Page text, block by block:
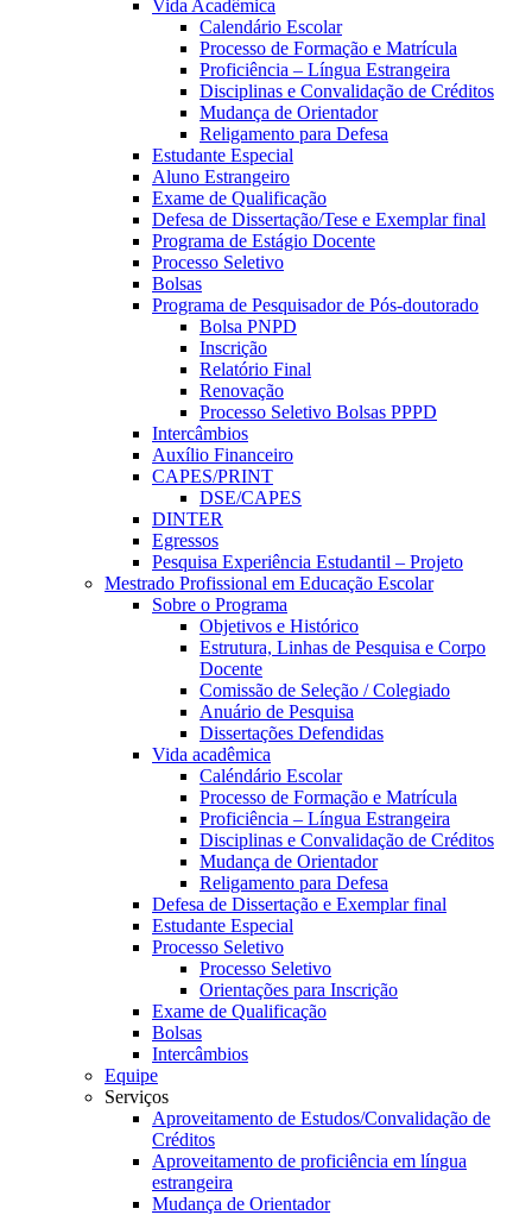
Vida Acadêmica
Calendário Escolar
Processo de Formação e Matrícula
Proficiência – Língua Estrangeira
Disciplinas e Convalidação de Créditos
Mudança de Orientador
Religamento para Defesa
Estudante Especial
Aluno Estrangeiro
Exame de Qualificação
Defesa de Dissertação/Tese e Exemplar final
Programa de Estágio Docente
Processo Seletivo
Bolsas
Programa de Pesquisador de Pós-doutorado
Bolsa PNPD
Inscrição
Relatório Final
Renovação
Processo Seletivo Bolsas PPPD
Intercâmbios
Auxílio Financeiro
CAPES/PRINT
DSE/CAPES
DINTER
Egressos
Pesquisa Experiência Estudantil – Projeto
Mestrado Profissional em Educação Escolar
Sobre o Programa
Objetivos e Histórico
Estrutura, Linhas de Pesquisa e Corpo
Docente
Comissão de Seleção / Colegiado
Anuário de Pesquisa
Dissertações Defendidas
Vida acadêmica
Caléndário Escolar
Processo de Formação e Matrícula
Proficiência – Língua Estrangeira
Disciplinas e Convalidação de Créditos
Mudança de Orientador
Religamento para Defesa
Defesa de Dissertação e Exemplar final
Estudante Especial
Processo Seletivo
Processo Seletivo
Orientações para Inscrição
Exame de Qualificação
Bolsas
Intercâmbios
Equipe
Serviços
Aproveitamento de Estudos/Convalidação de
Créditos
Aproveitamento de proficiência em língua
estrangeira
Mudança de Orientador